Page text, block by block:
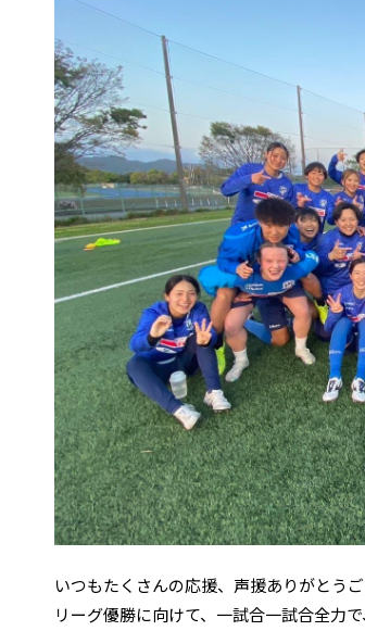
いつもたくさんの応援、声援ありがとうご
リーグ優勝に向けて、一試合一試合全力